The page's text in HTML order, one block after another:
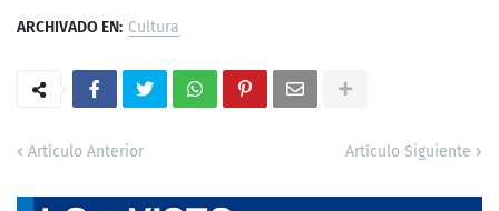
ARCHIVADO EN: Cultura
Artículo Anterior Artículo Siguiente